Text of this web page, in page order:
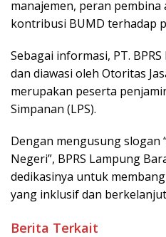
manajemen, peran
kontribusi BUMD terhadap
Sebagai informasi, PT.
dan diawasi oleh Otoritas
merupakan peserta
Simpanan (LPS).
Dengan mengusung slogan
Negeri”, BPRS Lampung
dedikasinya untuk
yang inklusif dan
Berita Terkait